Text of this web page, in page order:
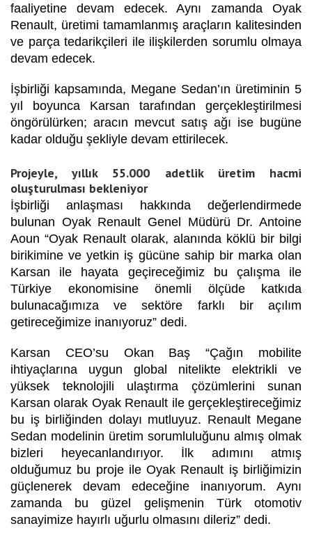
faaliyetine devam edecek. Aynı zamanda Oyak
Renault, üretimi tamamlanmış araçların kalitesinden
ve parça tedarikçileri ile ilişkilerden sorumlu olmaya
devam edecek.
İşbirliği kapsamında, Megane Sedan’ın üretiminin 5
yıl boyunca Karsan tarafından gerçekleştirilmesi
öngörülürken; aracın mevcut satış ağı ise bugüne
kadar olduğu şekliyle devam ettirilecek.
Projeyle, yıllık 55.000 adetlik üretim hacmi
oluşturulması bekleniyor
İşbirliği anlaşması hakkında değerlendirmede
bulunan Oyak Renault Genel Müdürü Dr. Antoine
Aoun “Oyak Renault olarak, alanında köklü bir bilgi
birikimine ve yetkin iş gücüne sahip bir marka olan
Karsan ile hayata geçireceğimiz bu çalışma ile
Türkiye ekonomisine önemli ölçüde katkıda
bulunacağımıza ve sektöre farklı bir açılım
getireceğimize inanıyoruz” dedi.
Karsan CEO’su Okan Baş “Çağın mobilite
ihtiyaçlarına uygun global nitelikte elektrikli ve
yüksek teknolojili ulaştırma çözümlerini sunan
Karsan olarak Oyak Renault ile gerçekleştireceğimiz
bu iş birliğinden dolayı mutluyuz. Renault Megane
Sedan modelinin üretim sorumluluğunu almış olmak
bizleri heyecanlandırıyor. İlk adımını atmış
olduğumuz bu proje ile Oyak Renault iş birliğimizin
güçlenerek devam edeceğine inanıyorum. Aynı
zamanda bu güzel gelişmenin Türk otomotiv
sanayimize hayırlı uğurlu olmasını dileriz” dedi.